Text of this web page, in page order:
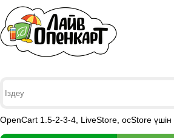
OpenCart 1.5-2-3-4, LiveStore, ocStore үшін